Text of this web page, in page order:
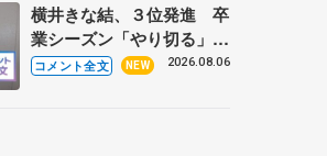
横井きな結、３位発進 卒
業シーズン「やり切る」
【みなとアクルス杯SP】
コメント全文 NEW 2026.08.06